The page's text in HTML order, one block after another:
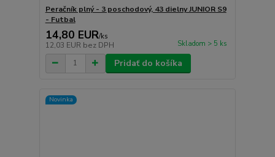
Peračník plný - 3 poschodový, 43 dielny JUNIOR S9
- Futbal
14,80 EUR/ks
12,03 EUR bez DPH Skladom > 5 ks
Pridať do košíka
Novinka